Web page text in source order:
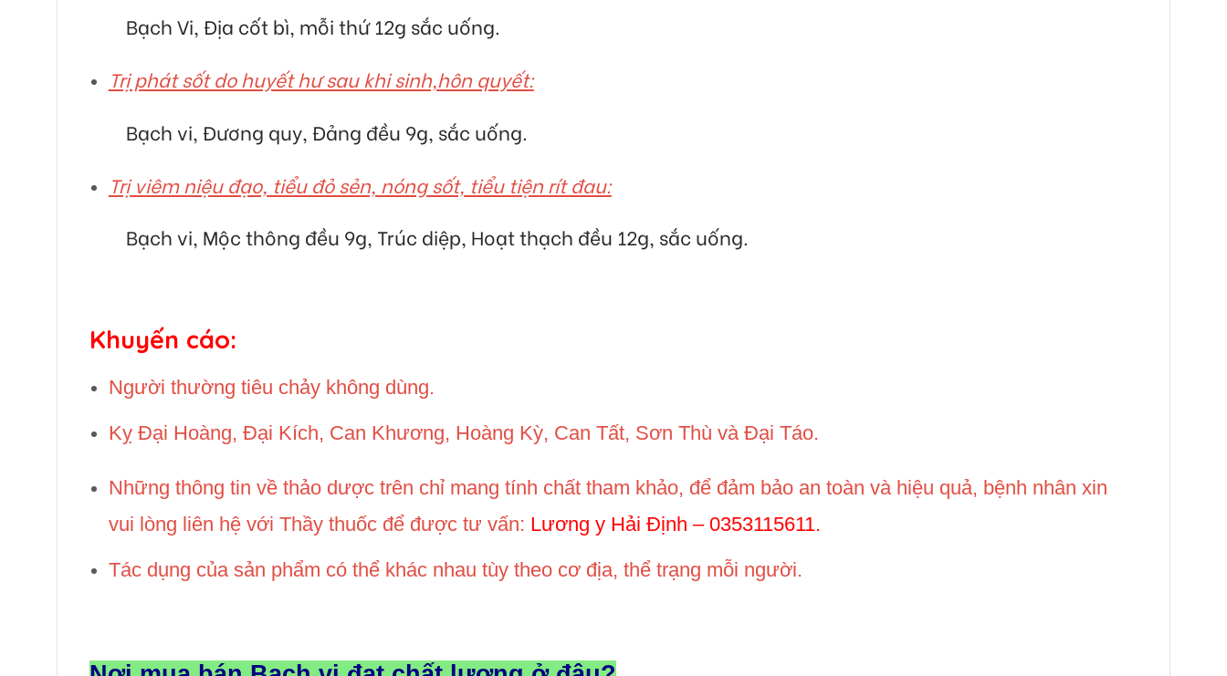
Bạch Vi, Địa cốt bì, mỗi thứ 12g sắc uống.
Trị phát sốt do huyết hư sau khi sinh,hôn quyết:
Bạch vi, Đương quy, Đảng đều 9g, sắc uống.
Trị viêm niệu đạo, tiểu đỏ sẻn, nóng sốt, tiểu tiện rít đau:
Bạch vi, Mộc thông đều 9g, Trúc diệp, Hoạt thạch đều 12g, sắc uống.
Khuyến cáo:
Người thường tiêu chảy không dùng.
Kỵ Đại Hoàng, Đại Kích, Can Khương, Hoàng Kỳ, Can Tất, Sơn Thù và Đại Táo.
Những thông tin về thảo dược trên chỉ mang tính chất tham khảo, để đảm bảo an toàn và hiệu quả, bệnh nhân xin
vui lòng liên hệ với Thầy thuốc để được tư vấn: Lương y Hải Định – 0353115611.
Tác dụng của sản phẩm có thể khác nhau tùy theo cơ địa, thể trạng mỗi người.